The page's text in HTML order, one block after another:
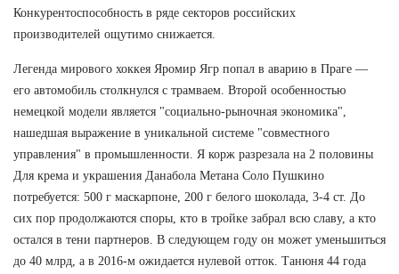
Конкурентоспособность в ряде секторов российских
производителей ощутимо снижается.
Легенда мирового хоккея Яромир Ягр попал в аварию в Праге —
его автомобиль столкнулся с трамваем. Второй особенностью
немецкой модели является "социально-рыночная экономика",
нашедшая выражение в уникальной системе "совместного
управления" в промышленности. Я корж разрезала на 2 половины
Для крема и украшения Данабола Метана Соло Пушкино
потребуется: 500 г маскарпоне, 200 г белого шоколада, 3-4 ст. До
сих пор продолжаются споры, кто в тройке забрал всю славу, а кто
остался в тени партнеров. В следующем году он может уменьшиться
до 40 млрд, а в 2016-м ожидается нулевой отток. Танюня 44 года